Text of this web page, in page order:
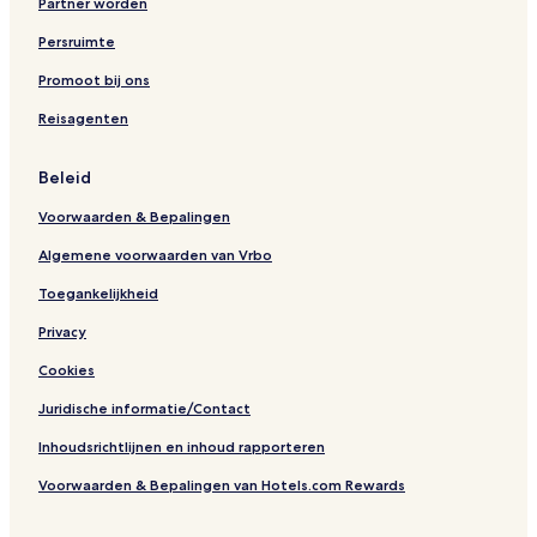
s
i
v
e
t
i
o
n
Persruimte
Promoot bij ons
Reisagenten
Beleid
Voorwaarden & Bepalingen
Algemene voorwaarden van Vrbo
Toegankelijkheid
Privacy
Cookies
Juridische informatie/Contact
Inhoudsrichtlijnen en inhoud rapporteren
Voorwaarden & Bepalingen van Hotels.com Rewards